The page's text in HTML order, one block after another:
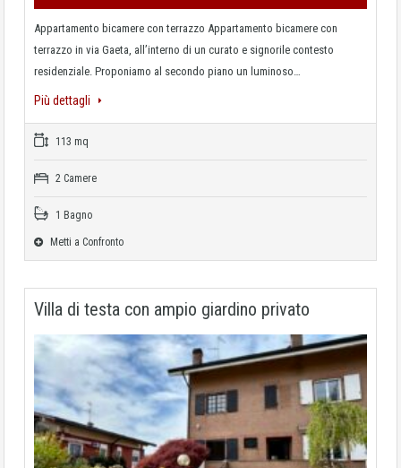
Appartamento bicamere con terrazzo Appartamento bicamere con
terrazzo in via Gaeta, all’interno di un curato e signorile contesto
residenziale. Proponiamo al secondo piano un luminoso…
Più dettagli
113 mq
2 Camere
1 Bagno
Metti a Confronto
Villa di testa con ampio giardino privato